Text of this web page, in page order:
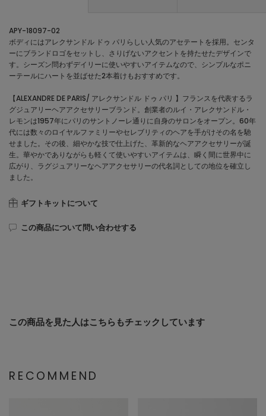
APY-18097-02
ボディにはアレクサンドル ドゥ パリらしい人気のアセテートを採用。センタ
ーにブランドロゴをセットし、さりげないアクセントを持たせたデザインで
す。シーズン問わずデイリーに使いやすいアイテムなので、シンプルなポニ
ーテールにハートを並ばせた2本着けもおすすめです。
【ALEXANDRE DE PARIS/ アレクサンドル ドゥ パリ 】フランスを代表するラ
グジュアリーヘアアクセサリーブランド。創業者のルイ・アレクサンドル・
レモンは1957年にパリのサントノーレ通りに自身のサロンをオープン。60年
代には数々のロイヤルファミリーやセレブリティのヘアを手がけその名を馳
せました。その後、細やかな技で仕上げた、革新的なヘアアクセサリーが誕
生。華やかでありながらも軽くて使いやすいアイテムは、瞬く間に世界中に
広がり、ラグジュアリーなヘアアクセサリーの代名詞としての地位を確立し
ました。
ギフトキットについて
この商品について問い合わせする
この商品を見た人はこちらもチェックしています
RECOMMEND